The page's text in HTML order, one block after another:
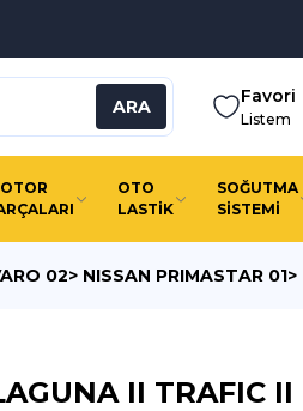
ARA Favori
Listem
OTO
LASTİK
SOĞUTMA
SİSTEMİ
02> NISSAN PRIMASTAR 01>
II TRAFIC II